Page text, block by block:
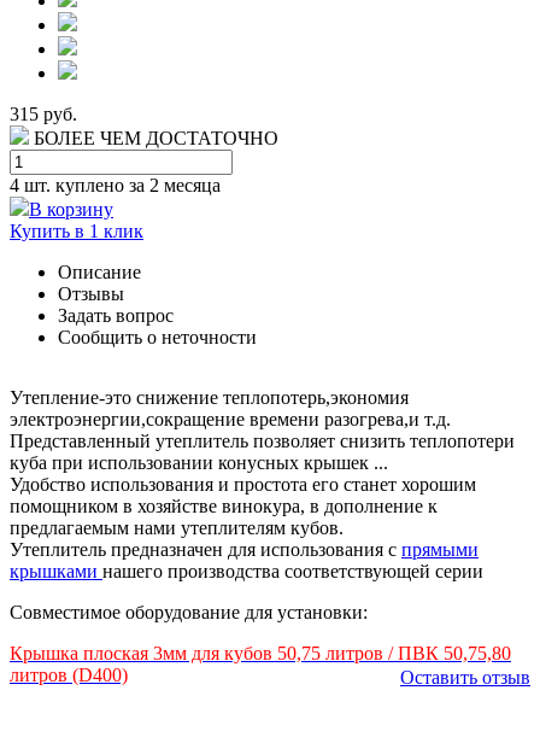
315 руб.
БОЛЕЕ ЧЕМ ДОСТАТОЧНО
4 шт. куплено за 2 месяца
В корзину
Купить в 1 клик
Описание
Отзывы
Задать вопрос
Сообщить о неточности
Утепление-это снижение теплопотерь,экономия
электроэнергии,сокращение времени разогрева,и т.д.
Представленный утеплитель позволяет снизить теплопотери
куба при использовании конусных крышек ...
Удобство использования и простота его станет хорошим
помощником в хозяйстве винокура, в дополнение к
предлагаемым нами утеплителям кубов.
Утеплитель предназначен для использования с прямыми
крышками нашего производства соответствующей серии
Совместимое оборудование для установки:
Крышка плоская 3мм для кубов 50,75 литров / ПВК 50,75,80
литров (D400)
Оставить отзыв